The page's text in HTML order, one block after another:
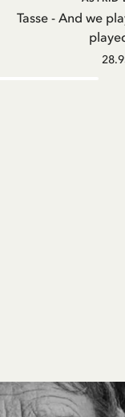
Tasse - And we